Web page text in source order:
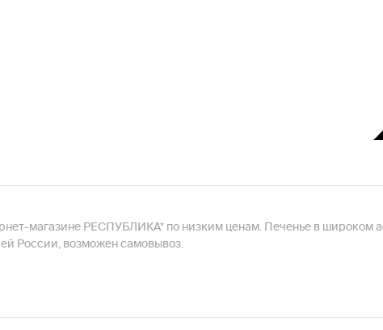
магазине РЕСПУБЛИКА* по низким ценам. Печенье в широком
России, возможен самовывоз.